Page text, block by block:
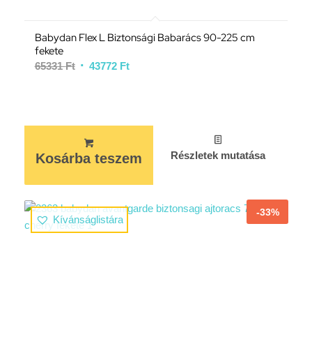
Babydan Flex L Biztonsági Babarács 90-225 cm
fekete
65331Ft 43772 Ft
Kosárba teszem Részletek mutatása
Kívánságlistára
-33%